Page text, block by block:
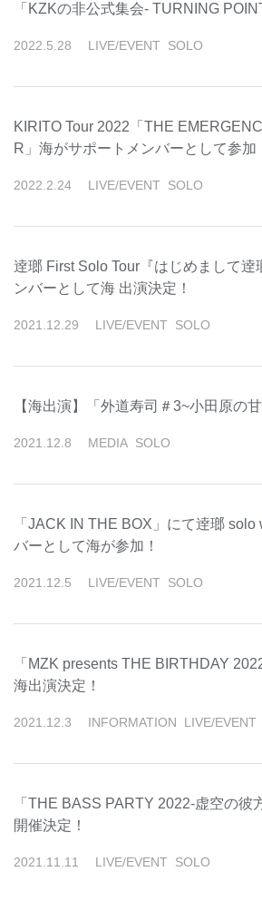
「KZKの非公式集会- TURNING
2022 5 28 LIVE/EVENT SOLO
KIRITO Tour 2022「THE
R」海がサポートメンバーとして参加
2022 2 24 LIVE/EVENT SOLO
逹瑯 First Solo Tour『はじめまして逹
ンバーとして海 出演決定！
2021 12 29 LIVE/EVENT SOLO
【海出演】「外道寿司＃3~小田原の
2021 12 8 MEDIA SOLO
「JACK IN THE BOX」にて逹瑯
バーとして海が参加！
2021 12 5 LIVE/EVENT SOLO
「MZK presents THE BIRTHDAY
海出演決定！
2021 12 3 INFORMATION LIVE/EVENT
「THE BASS PARTY 2022-虚空の彼
開催決定！
2021 11 11 LIVE/EVENT SOLO